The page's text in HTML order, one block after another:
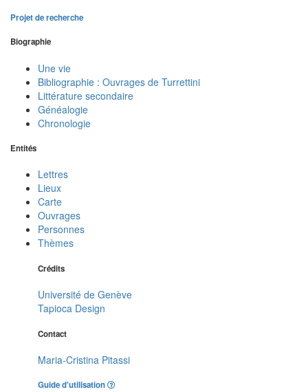
Projet de recherche
Biographie
Une vie
Bibliographie : Ouvrages de Turrettini
Littérature secondaire
Généalogie
Chronologie
Entités
Lettres
Lieux
Carte
Ouvrages
Personnes
Thèmes
Crédits
Université de Genève
Tapioca Design
Contact
Maria-Cristina Pitassi
Guide d'utilisation